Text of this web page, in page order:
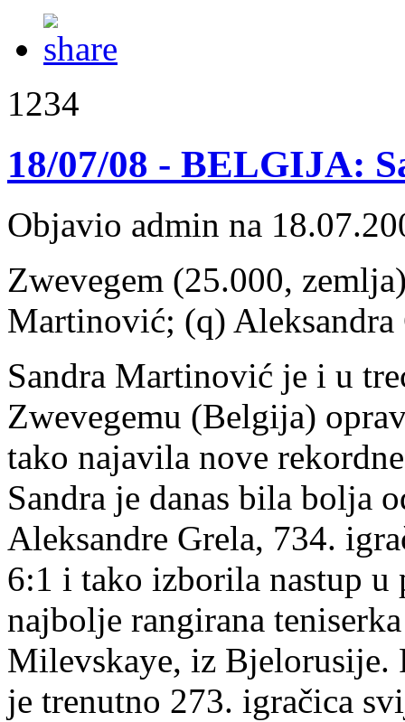
1234
18/07/08 - BELGIJA:
Objavio admin na
Zwevegem (25.000,
Martinović; (q)
Sandra Martinović je i u
Zwevegemu (Belgija)
tako najavila nove
Sandra je danas bila bolja
Aleksandre Grela, 734.
6:1 i tako izborila nastup u
najbolje rangirana
Milevskaye, iz Bjelorusije.
je trenutno 273. igračica